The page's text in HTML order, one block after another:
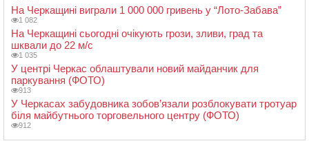
На Черкащині виграли 1 000 000 гривень у “Лото-Забава”
1 082
На Черкащині сьогодні очікують грози, зливи, град та
шквали до 22 м/с
1 035
У центрі Черкас облаштували новий майданчик для
паркування (ФОТО)
913
У Черкасах забудовника зобов’язали розблокувати тротуар
біля майбутнього торговельного центру (ФОТО)
912